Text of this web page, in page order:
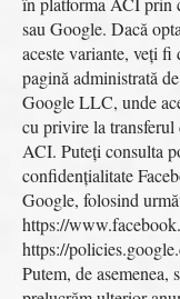
sau Google. Dacă
aceste variante, veți
pagină administrată
Google LLC, unde
cu privire la transferul
ACI. Puteți consulta
confidențialitate
Google, folosind
https://
https://
Putem, de asemenea,